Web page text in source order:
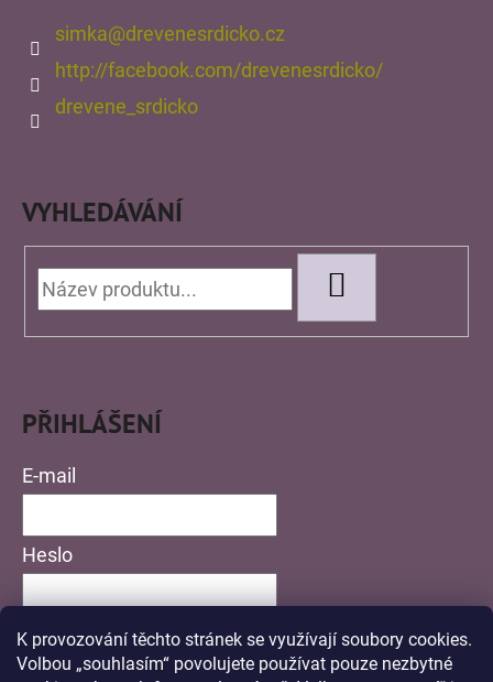
K provozování těchto stránek se využívají soubory cookies.
Volbou „souhlasím“ povolujete používat pouze nezbytné
simka@drevenesrdicko.cz
http://facebook.com/drevenesrdicko/
drevene_srdicko
VYHLEDÁVÁNÍ
PŘIHLÁŠENÍ
E-mail
Heslo
PŘIHLÁSIT SE